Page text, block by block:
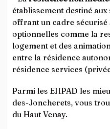
établissement destiné
offrant un cadre sécurisé
optionnelles comme la
logement et des
entre la résidence
résidence services
Parmi les EHPAD les
des-Joncherets, vous
du Haut Venay.